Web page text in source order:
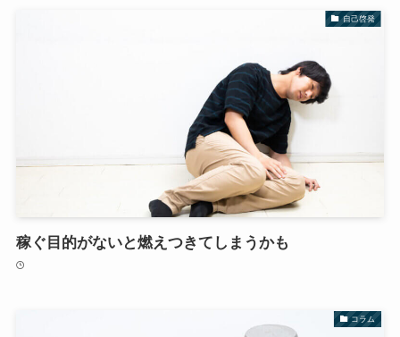
自己啓発
稼ぐ目的がないと燃えつきてしまうかも
コラム